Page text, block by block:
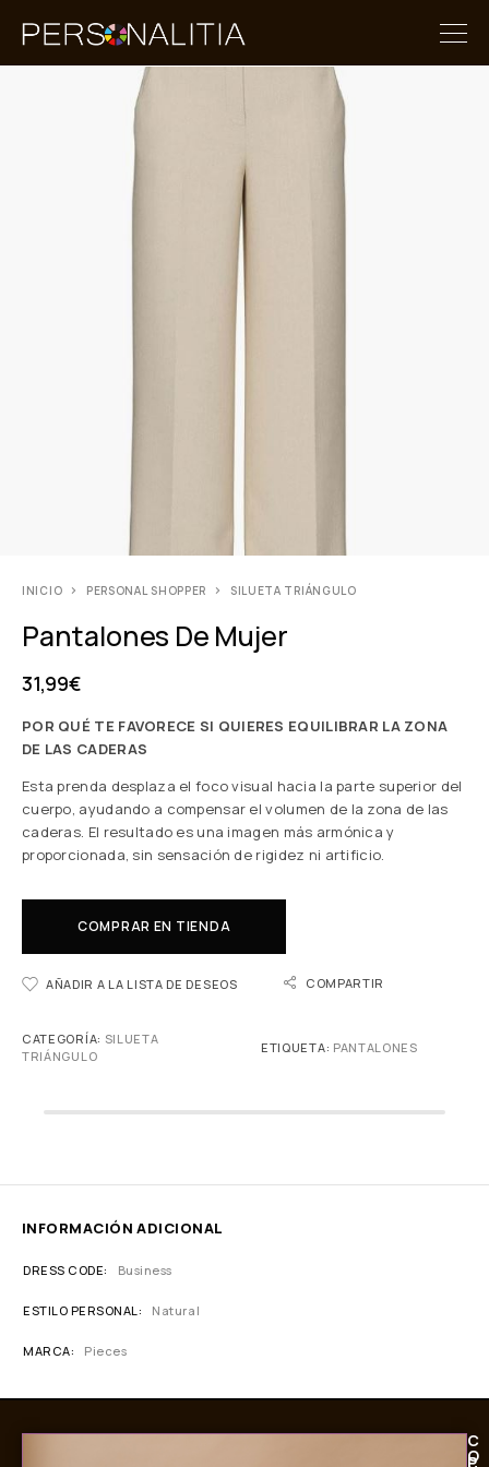
INICIO PERSONAL SHOPPER SILUETA TRIÁNGULO
Pantalones De Mujer
31,99€
POR QUÉ TE FAVORECE SI QUIERES EQUILIBRAR LA ZONA
DE LAS CADERAS
Esta prenda desplaza el foco visual hacia la parte superior del
cuerpo, ayudando a compensar el volumen de la zona de las
caderas. El resultado es una imagen más armónica y
proporcionada, sin sensación de rigidez ni artificio.
COMPRAR EN TIENDA
AÑADIR A LA LISTA DE DESEOS COMPARTIR
CATEGORÍA: SILUETA
TRIÁNGULO
ETIQUETA: PANTALONES
INFORMACIÓN ADICIONAL
DRESS CODE Business
ESTILO PERSONAL Natural
MARCA Pieces
C
O
P